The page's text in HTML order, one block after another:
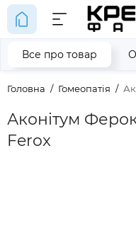
Головна Гомеопатія
Аконітум
Ferox
Все про товар